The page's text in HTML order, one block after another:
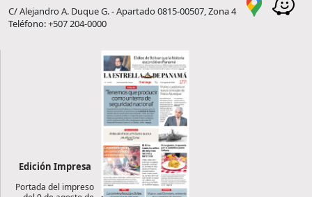
C/ Alejandro A. Duque G. - Apartado 0815-00507, Zona 4
Teléfono: +507 204-0000
Edición Impresa
Portada del impreso